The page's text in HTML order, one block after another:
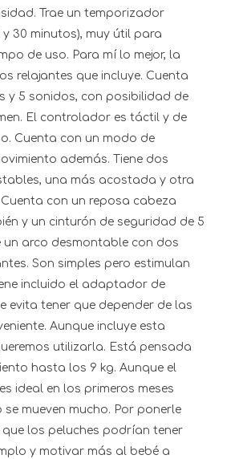
Trae un temporizador
y 30 minutos), muy útil para
de uso. Para mí lo mejor, la
relajantes que incluye. Cuenta
y 5 sonidos, con posibilidad de
El controlador es táctil y de
Cuenta con un modo de
además. Tiene dos
una más acostada y otra
con un reposa cabeza
y un cinturón de seguridad de 5
un arco desmontable con dos
Son simples pero estimulan
incluido el adaptador de
evita tener que depender de las
Aunque incluye esta
utilizarla. Está pensada
hasta los 9 kg. Aunque el
ideal en los primeros meses
mueven mucho. Por ponerle
los peluches podrían tener
y motivar más al bebé a